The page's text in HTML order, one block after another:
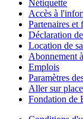
Nétiquette
Accès à
Partenaires et
Déclaration
Location de
Abonnement
Emplois
Paramètres
Aller sur place
Fondation de